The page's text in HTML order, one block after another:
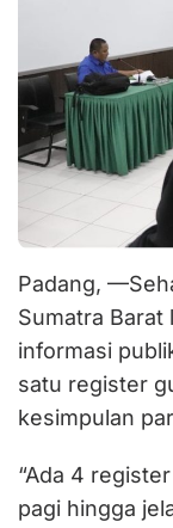
Padang,
Sumatra
informasi
satu register
kesimpulan
“Ada 4
pagi hingga